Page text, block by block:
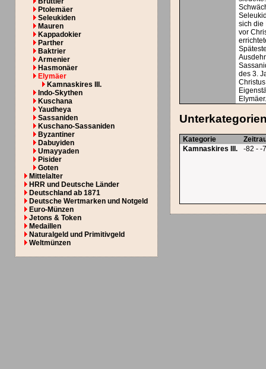
Ptolemäer
Seleukiden
Mauren
Kappadokier
Parther
Baktrier
Armenier
Hasmonäer
Elymäer
Kamnaskires III.
Indo-Skythen
Kuschana
Yaudheya
Sassaniden
Kuschano-Sassaniden
Byzantiner
Dabuyiden
Umayyaden
Pisider
Goten
Mittelalter
HRR und Deutsche Länder
Deutschland ab 1871
Deutsche Wertmarken und Notgeld
Euro-Münzen
Jetons & Token
Medaillen
Naturalgeld und Primitivgeld
Weltmünzen
sich die
vor
des 3.
Kategorie
Kamnaskires III.
-82 - -